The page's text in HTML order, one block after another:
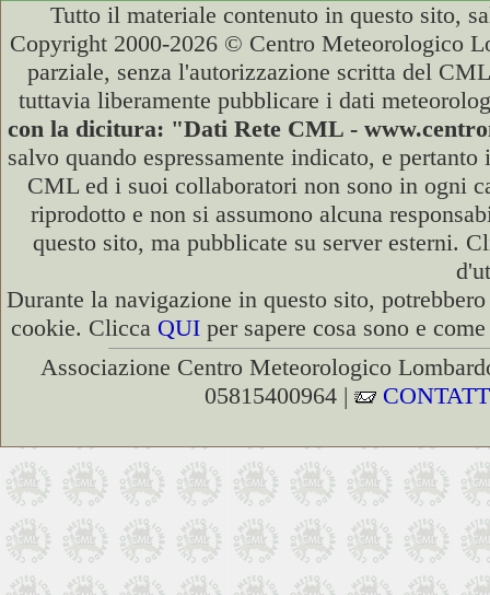
Tutto il materiale contenuto in questo sito,
Copyright 2000-2026 © Centro Meteorologico
parziale, senza l'autorizzazione scritta del
tuttavia liberamente pubblicare i dati
con la dicitura: "Dati Rete CML -
salvo quando espressamente indicato, e
CML ed i suoi collaboratori non sono in ogni
riprodotto e non si assumono alcuna
questo sito, ma pubblicate su server esterni.
Durante la navigazione in questo sito,
cookie. Clicca QUI per sapere cosa sono e
Associazione Centro Meteorologico
05815400964 |